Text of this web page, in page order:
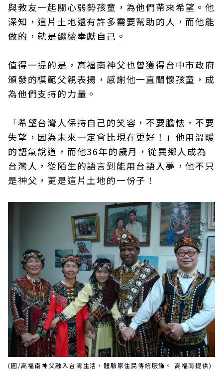
與教友一起關心弱勢孩童，為他們帶來希望。他
深知，這片土地還有許多需要幫助的人，而他能
做的，就是繼續奉獻自己。
值得一提的是，高福南神父也曾獲得台中市政府
頒發的模範父親表揚，感謝他一直關懷孩童，成
為他們支持的力量。
「希望台灣人保持自己的笑容，不要膽怯，不要
失望，因為未來一定會比現在更好！」他用溫暖
的語氣說道，而他36年的歲月，從異鄉人成為
台灣人，從陌生的語言到能用台語入夢，他不只
是神父，更是這片土地的一份子！
(圖/高福南神父融入台灣生活，體驗原住民傳統服飾。 高福南提供)